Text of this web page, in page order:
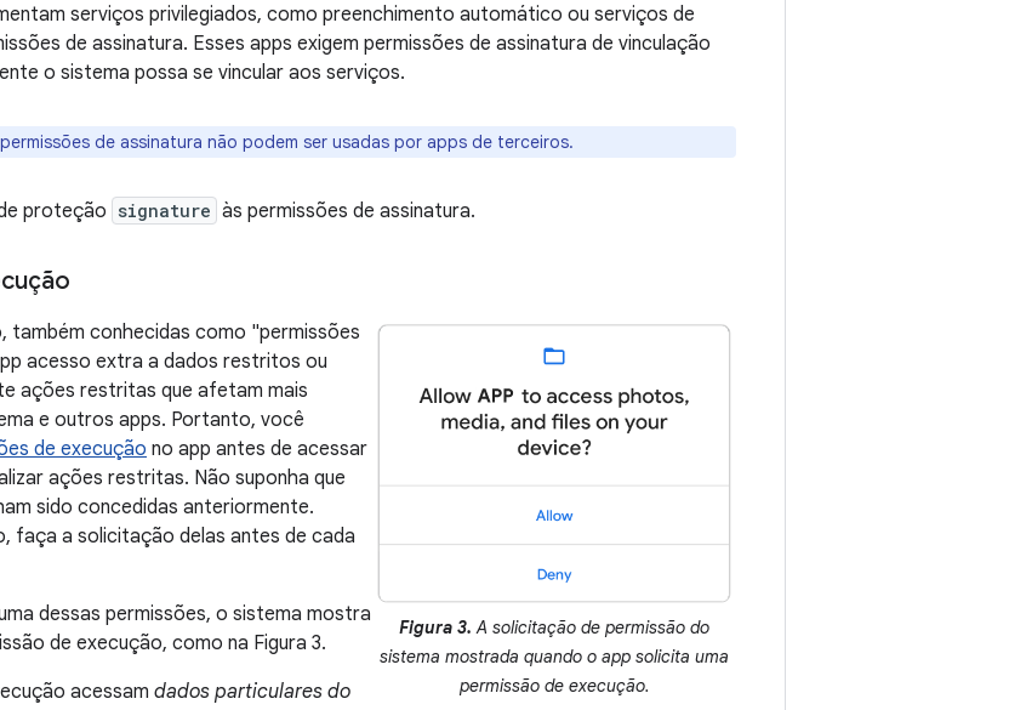
serviços privilegiados, como preenchimento automático ou serviços de
de assinatura. Esses apps exigem permissões de assinatura de vinculação
o sistema possa se vincular aos serviços.
de assinatura não podem ser usadas por apps de terceiros.
proteção signature às permissões de assinatura.
Figura 3. A solicitação de permissão do
sistema mostrada quando o app solicita uma
permissão de execução.
também conhecidas como "permissões
acesso extra a dados restritos ou
ações restritas que afetam mais
e outros apps. Portanto, você
de execução no app antes de acessar
ações restritas. Não suponha que
sido concedidas anteriormente.
faça a solicitação delas antes de cada
dessas permissões, o sistema mostra
de execução, como na Figura 3.
acessam dados particulares do